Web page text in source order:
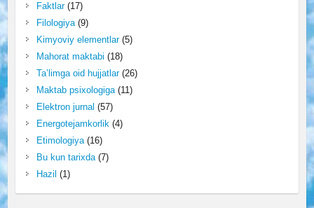
Faktlar(17)
Filologiya(9)
Kimyoviy elementlar(5)
Mahorat maktabi (18)
Ta’limga oid hujjatlar(26)
Maktab psixologiga(11)
Elektron jurnal (57)
Energotejamkorlik(4)
Etimologiya(16)
Bu kun tarixda(7)
Hazil (1)